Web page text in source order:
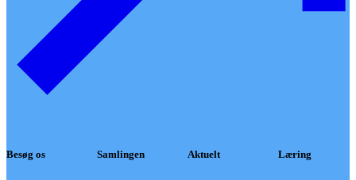
Besøg os Samlingen Aktuelt Læring